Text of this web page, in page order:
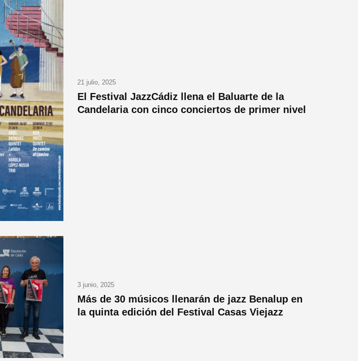
21 julio, 2025
El Festival JazzCádiz llena el Baluarte de la
Candelaria con cinco conciertos de primer nivel
3 junio, 2025
Más de 30 músicos llenarán de jazz Benalup en
la quinta edición del Festival Casas Viejazz